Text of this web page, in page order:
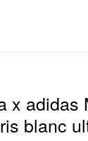
x
blanc